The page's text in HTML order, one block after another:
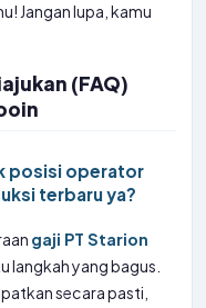
Jangan lupa, kamu
(FAQ)
posisi operator
terbaru ya?
gaji PT Starion
yang bagus.
secara pasti,